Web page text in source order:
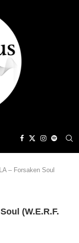
– Forsaken Soul
(W.E.R.F.